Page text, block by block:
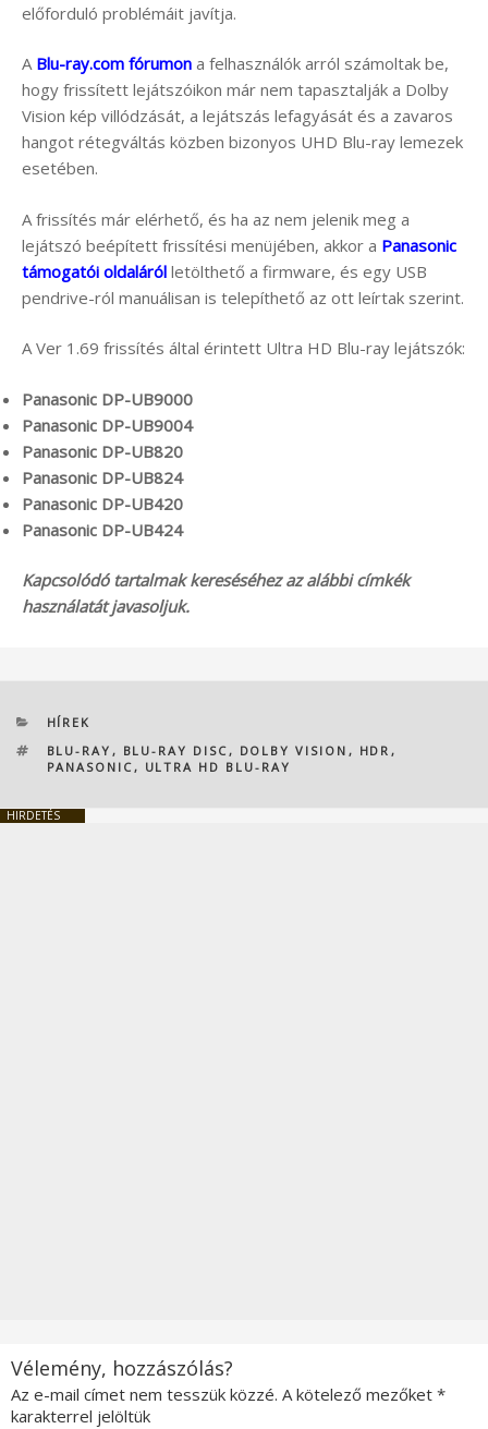
előforduló problémáit javítja.
A Blu-ray.com fórumon a felhasználók arról számoltak be,
hogy frissített lejátszóikon már nem tapasztalják a Dolby
Vision kép villódzását, a lejátszás lefagyását és a zavaros
hangot rétegváltás közben bizonyos UHD Blu-ray lemezek
esetében.
A frissítés már elérhető, és ha az nem jelenik meg a
lejátszó beépített frissítési menüjében, akkor a Panasonic
támogatói oldaláról letölthető a firmware, és egy USB
pendrive-ról manuálisan is telepíthető az ott leírtak szerint.
A Ver 1.69 frissítés által érintett Ultra HD Blu-ray lejátszók:
Panasonic DP-UB9000
Panasonic DP-UB9004
Panasonic DP-UB820
Panasonic DP-UB824
Panasonic DP-UB420
Panasonic DP-UB424
Kapcsolódó tartalmak kereséséhez az alábbi címkék
használatát javasoljuk.
KATEGÓRIÁK
HÍREK
CÍMKÉK
BLU-RAY , BLU-RAY DISC , DOLBY VISION , HDR ,
PANASONIC , ULTRA HD BLU-RAY
HIRDETÉS
Vélemény, hozzászólás?
Az e-mail címet nem tesszük közzé. A kötelező mezőket *
karakterrel jelöltük